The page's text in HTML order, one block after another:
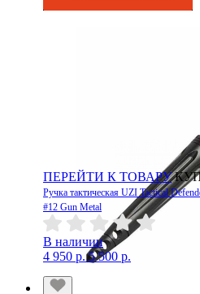
ПЕРЕЙТИ К ТОВАРУ
Ручка тактическая UZI Tactical
#12 Gun Metal
В наличии
4 950 р. 5 500 р.